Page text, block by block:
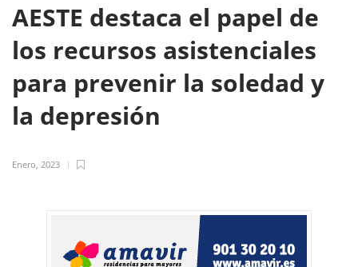
AESTE destaca el papel de
los recursos asistenciales
para prevenir la soledad y
la depresión
Enero, 2023